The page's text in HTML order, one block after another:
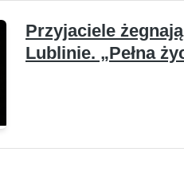
Przyjaciele
Lublinie. „Pełna